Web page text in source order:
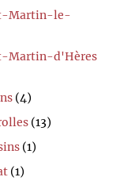
Martin-le-
Martin-d'Hères
(4)
(13)
(1)
(1)